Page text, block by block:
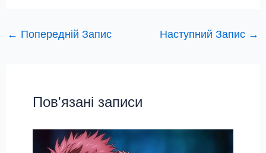
← Попередній Запис Наступний Запис →
Пов'язані записи